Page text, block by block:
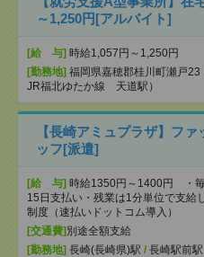
～1,250円[アルバイト]
[給 与] 時給1,057円～1,250円
[勤務地] 福岡県嘉穂郡桂川町瀬戸23
JR福北ゆたか線 天道駅）
【長崎アミュプラザ】フ
ッフ[派遣]
[給 与] 時給1350円～1400円 ・毎
15日支払い・残業は1分単位で支給
制度（速払いドットコム導入）
[交通費] 別途全額支給
[勤務地] 長崎(長崎県)駅 / 長崎駅前駅